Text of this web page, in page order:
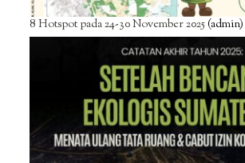
8 Hotspot pada 24-30 November 2025(admin)